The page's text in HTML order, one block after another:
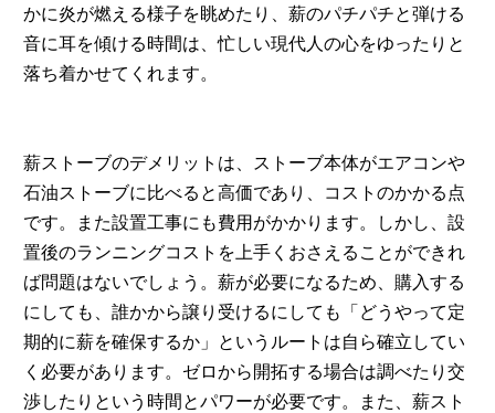
かに炎が燃える様子を眺めたり、薪のパチパチと弾ける
音に耳を傾ける時間は、忙しい現代人の心をゆったりと
落ち着かせてくれます。
薪ストーブのデメリットは、ストーブ本体がエアコンや
石油ストーブに比べると高価であり、コストのかかる点
です。また設置工事にも費用がかかります。しかし、設
置後のランニングコストを上手くおさえることができれ
ば問題はないでしょう。薪が必要になるため、購入する
にしても、誰かから譲り受けるにしても「どうやって定
期的に薪を確保するか」というルートは自ら確立してい
く必要があります。ゼロから開拓する場合は調べたり交
渉したりという時間とパワーが必要です。また、薪スト